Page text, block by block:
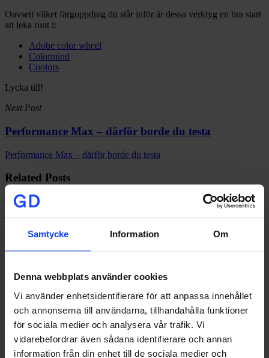
Samtycke Information Om
Denna webbplats använder cookies
Vi använder enhetsidentifierare för att anpassa innehållet
och annonserna till användarna, tillhandahålla funktioner
för sociala medier och analysera vår trafik. Vi
vidarebefordrar även sådana identifierare och annan
information från din enhet till de sociala medier och
Oavsett vilket färguppdrag du står inför är dessa verktyg en bra start
att leka runt i:
Adobe color wheel
Colormind
Coolors
Lycka till!
Next Post
Performance Max – därför borde du testa
Performance Max – därför borde du testa
Related Posts